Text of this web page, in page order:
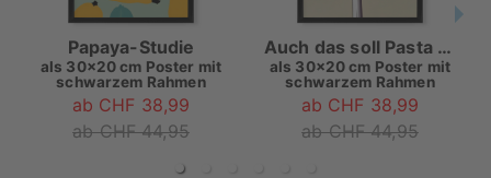
Papaya-Studie
als 30x20 cm Poster mit
schwarzem Rahmen
ab CHF 38,99
ab CHF 44,95
Auch das soll Pasta sein
als 30x20 cm Poster mit
schwarzem Rahmen
ab CHF 38,99
ab CHF 44,95